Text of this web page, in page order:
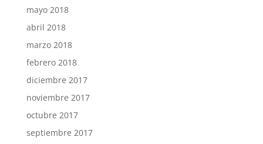
mayo 2018
abril 2018
marzo 2018
febrero 2018
diciembre 2017
noviembre 2017
octubre 2017
septiembre 2017